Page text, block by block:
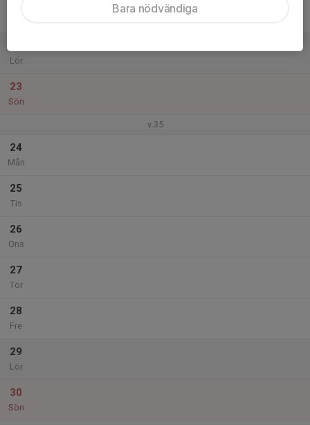
Lör
23
Sön
v.35
24
Mån
25
Tis
26
Ons
27
Tor
28
Fre
29
Lör
30
Sön
Bara nödvändiga